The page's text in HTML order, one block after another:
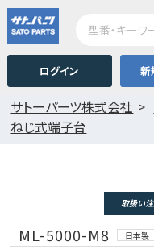
ログイン 新
サトーパーツ株式会社
ねじ式端子台
取扱い
ML-5000-M8 日本製